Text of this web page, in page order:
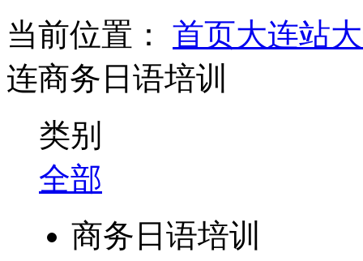
当前位置： 首页大连站
连商务日语培训
类别
全部
商务日语培训